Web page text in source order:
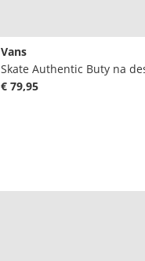
Vans
Skate Authentic Buty na
€ 79,95